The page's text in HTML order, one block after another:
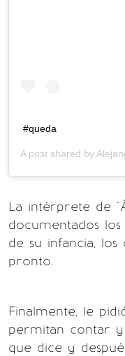
#queda
A post shared by
La intérprete de
documentados
de su infancia, los
pronto.
Finalmente, le
permitan contar
que dice y